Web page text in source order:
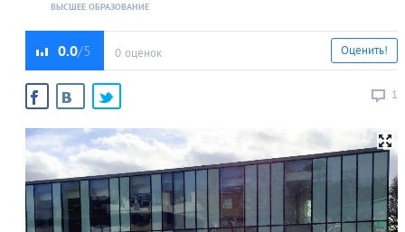
ВЫСШЕЕ ОБРАЗОВАНИЕ
0.0 0 оценок
1
Оценить!